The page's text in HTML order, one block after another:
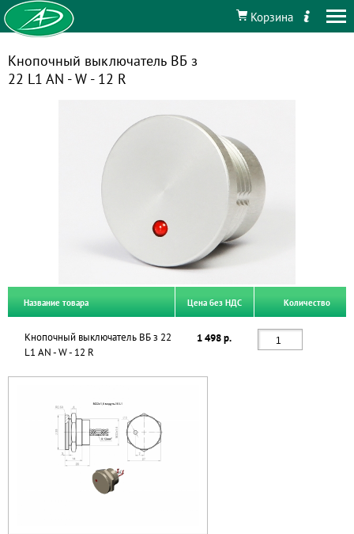
Корзина
Кнопочный выключатель ВБ з
22 L1 AN - W - 12 R
Название товара Цена без НДС Количество
Кнопочный выключатель ВБ з 22
L1 AN - W - 12 R
1 498 р.